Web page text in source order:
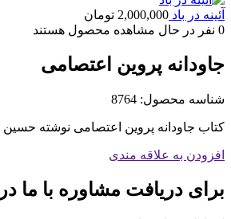
آئینه در باد 2,000,000 تومان
0 نفر در حال مشاهده محصول هستند
جاودانه پروین اعتصامی
شناسه محصول: 8764
کتاب جاودانه پروین اعتصامی نوشته حسین
افزودن به علاقه مندی
برای دریافت مشاوره با ما